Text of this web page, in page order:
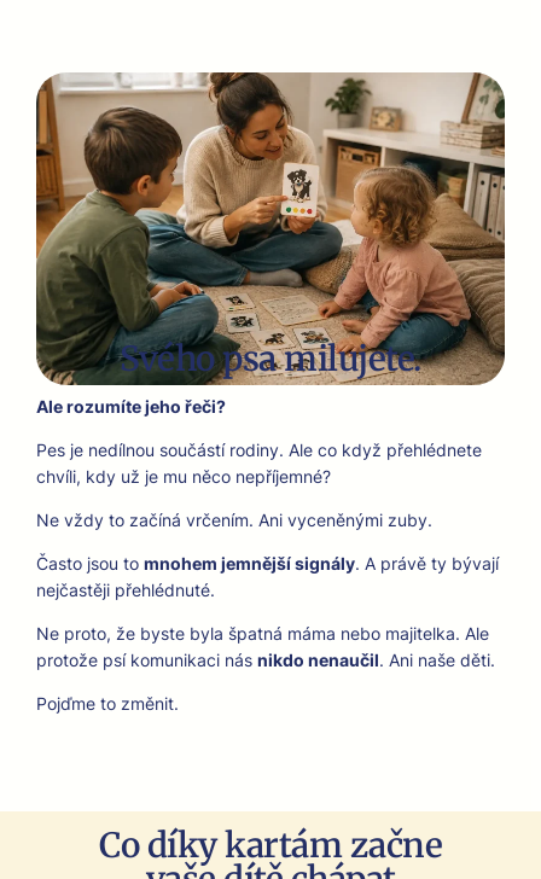
Svého psa milujete.
Ale rozumíte jeho řeči?
Pes je nedíl­nou součástí rodiny. Ale co když přehléd­nete
chvíli, kdy už je mu něco nepří­jem­né?
Ne vždy to začíná vrčením. Ani vyceněný­mi zuby.
Čas­to jsou to mno­hem jem­nější signá­ly. A právě ty býva­jí
nejčastěji přehléd­nuté.
Ne pro­to, že byste byla špat­ná máma nebo majitel­ka. Ale
pro­tože psí komu­nikaci nás nikdo nenaučil. Ani naše děti.
Pojďme to změnit.
Co díky kartám začne